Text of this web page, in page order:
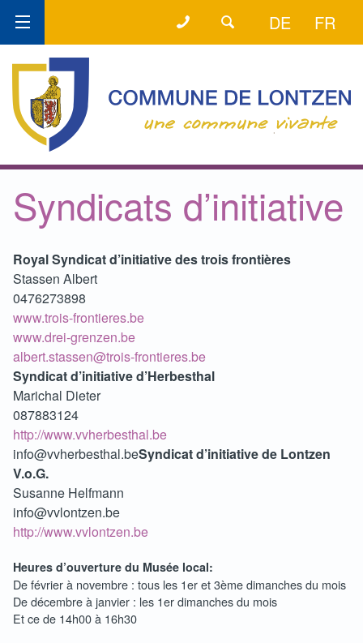
FR
DE
LA LIGNE DIRECTE +32 (0) 87 89 80 58
Syndicats d’initiative
Royal Syndicat d’initiative des trois frontières
Stassen Albert
0476273898
www.trois-frontieres.be
www.drei-grenzen.be
albert.stassen@trois-frontieres.be
Syndicat d’initiative d’Herbesthal
Marichal Dieter
087883124
http://www.vvherbesthal.be
info@vvherbesthal.beSyndicat d’initiative de Lontzen
V.o.G.
Susanne Helfmann
info@vvlontzen.be
http://www.vvlontzen.be
Heures d’ouverture du Musée local:
De février à novembre : tous les 1er et 3ème dimanches du mois
De décembre à janvier : les 1er dimanches du mois
Et ce de 14h00 à 16h30